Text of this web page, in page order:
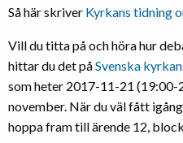
Så här skriver Kyrkans tidning
Vill du titta på och höra hur
hittar du det påSvenska
som heter 2017-11-21 (19:00-
november. När du väl fått
hoppa fram till ärende 12,